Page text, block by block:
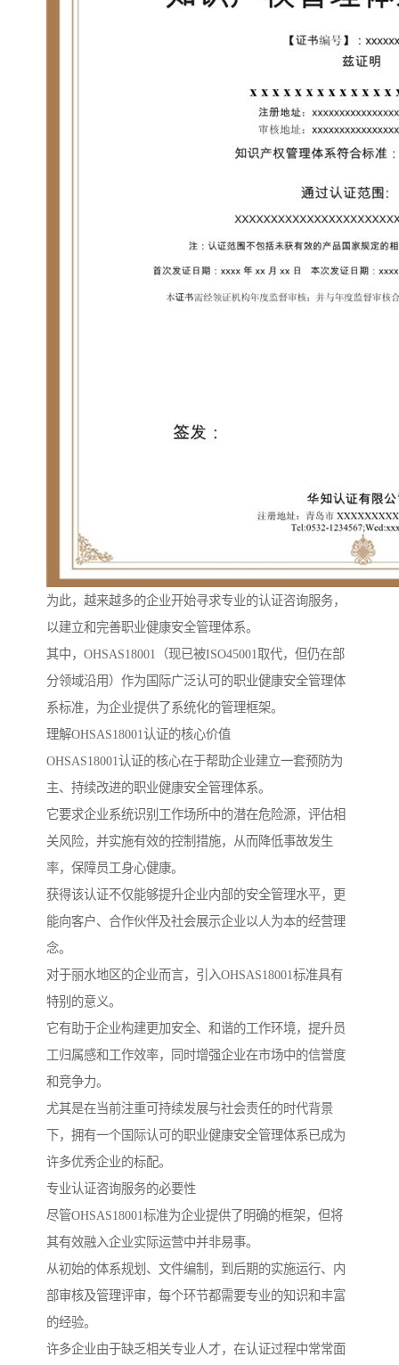
为此，越来越多的企业开始寻求专业的认证咨询服务，
以建立和完善职业健康安全管理体系。
其中，OHSAS18001（现已被ISO45001取代，但仍在部
分领域沿用）作为国际广泛认可的职业健康安全管理体
系标准，为企业提供了系统化的管理框架。
理解OHSAS18001认证的核心价值
OHSAS18001认证的核心在于帮助企业建立一套预防为
主、持续改进的职业健康安全管理体系。
它要求企业系统识别工作场所中的潜在危险源，评估相
关风险，并实施有效的控制措施，从而降低事故发生
率，保障员工身心健康。
获得该认证不仅能够提升企业内部的安全管理水平，更
能向客户、合作伙伴及社会展示企业以人为本的经营理
念。
对于丽水地区的企业而言，引入OHSAS18001标准具有
特别的意义。
它有助于企业构建更加安全、和谐的工作环境，提升员
工归属感和工作效率，同时增强企业在市场中的信誉度
和竞争力。
尤其是在当前注重可持续发展与社会责任的时代背景
下，拥有一个国际认可的职业健康安全管理体系已成为
许多优秀企业的标配。
专业认证咨询服务的必要性
尽管OHSAS18001标准为企业提供了明确的框架，但将
其有效融入企业实际运营中并非易事。
从初始的体系规划、文件编制，到后期的实施运行、内
部审核及管理评审，每个环节都需要专业的知识和丰富
的经验。
许多企业由于缺乏相关专业人才，在认证过程中常常面